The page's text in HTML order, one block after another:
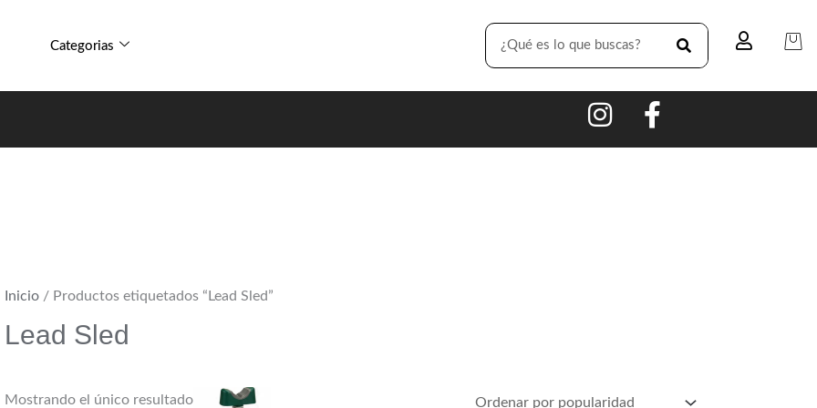
Categorias
SEARCH
Inicio/ Productos etiquetados “Lead Sled”
Lead Sled
Mostrando el único resultado